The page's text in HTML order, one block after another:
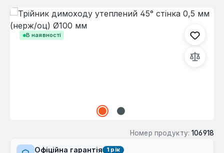
В наявності
Пропустити галерею зображень
Номер продукту: 106918
Офіційна гарантія 1 рік